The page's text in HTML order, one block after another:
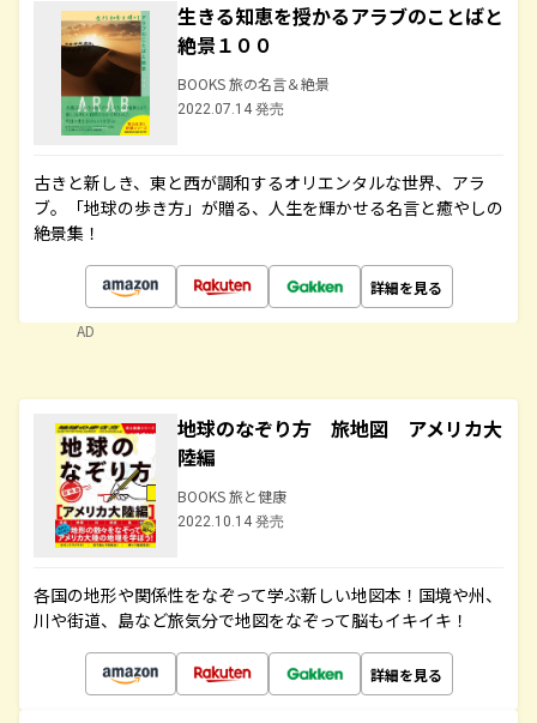
生きる知恵を授かるアラブのことばと
絶景１００
BOOKS 旅の名言＆絶景
2022.07.14 発売
古きと新しき、東と西が調和するオリエンタルな世界、アラ
ブ。「地球の歩き方」が贈る、人生を輝かせる名言と癒やしの
絶景集！
詳細を見る
AD
地球のなぞり方 旅地図 アメリカ大
陸編
BOOKS 旅と健康
2022.10.14 発売
各国の地形や関係性をなぞって学ぶ新しい地図本！国境や州、
川や街道、島など旅気分で地図をなぞって脳もイキイキ！
詳細を見る